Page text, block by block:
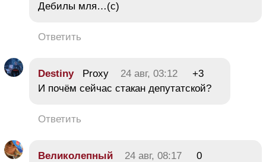
Дебилы мля…(с)
Ответить
DestinyProxy 24 авг, 03:12
+3
И почём сейчас стакан депутатской?
Ответить
Великолепный 24 авг, 08:17
0